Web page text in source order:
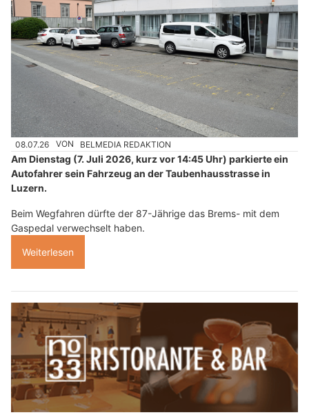
08.07.26 VON BELMEDIA REDAKTION
Am Dienstag (7. Juli 2026, kurz vor 14:45 Uhr) parkierte ein
Autofahrer sein Fahrzeug an der Taubenhausstrasse in
Luzern.
Beim Wegfahren dürfte der 87-Jährige das Brems- mit dem
Gaspedal verwechselt haben.
Weiterlesen